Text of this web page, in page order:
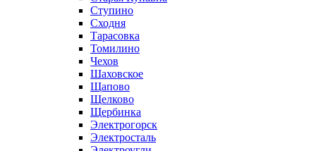
Ступино
Сходня
Тарасовка
Томилино
Чехов
Шаховское
Щапово
Щелково
Щербинка
Электрогорск
Электросталь